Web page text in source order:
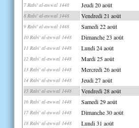
7 Rabi' al-awwal 1448 Jeudi 20 août
8 Rabi' al-awwal 1448 Vendredi 21 août
9 Rabi' al-awwal 1448 Samedi 22 août
10 Rabi' al-awwal 1448 Dimanche 23 août
11 Rabi' al-awwal 1448 Lundi 24 août
12 Rabi' al-awwal 1448 Mardi 25 août
13 Rabi' al-awwal 1448 Mercredi 26 août
14 Rabi' al-awwal 1448 Jeudi 27 août
15 Rabi' al-awwal 1448 Vendredi 28 août
16 Rabi' al-awwal 1448 Samedi 29 août
17 Rabi' al-awwal 1448 Dimanche 30 août
18 Rabi' al-awwal 1448 Lundi 31 août